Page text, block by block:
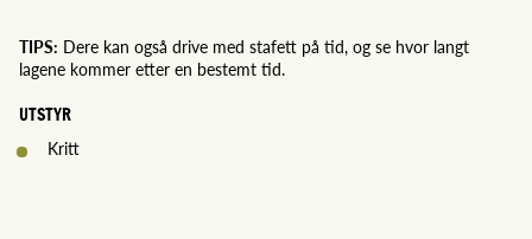
TIPS: Dere kan også drive med stafett på tid, og se hvor langt
lagene kommer etter en bestemt tid.
UTSTYR
Kritt